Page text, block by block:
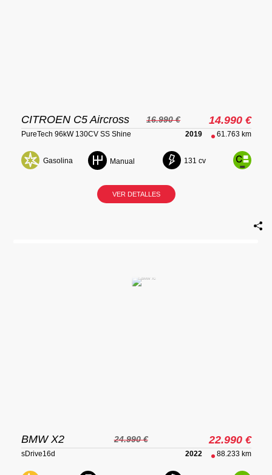
CITROEN C5 Aircross 16.990 € 14.990 €
PureTech 96kW 130CV SS Shine 2019 61.763 km
Gasolina Manual 131 cv
VER DETALLES
BMW X2 24.990 € 22.990 €
sDrive16d 2022 88.233 km